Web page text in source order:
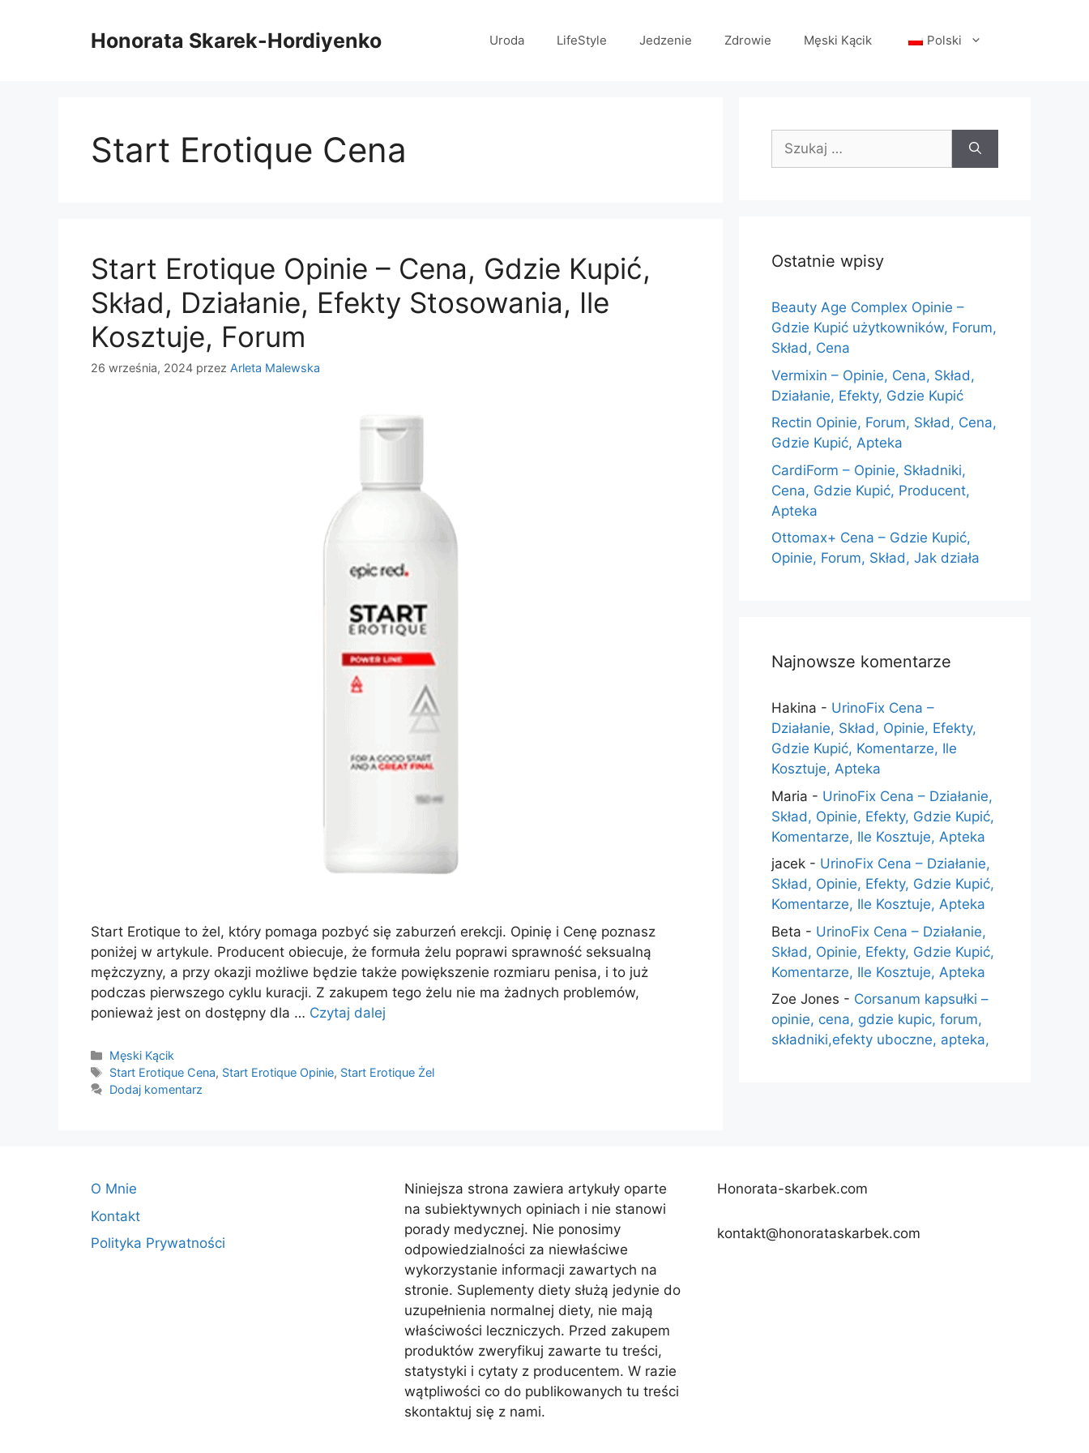
Honorata Skarek-Hordiyenko Uroda LifeStyle Jedzenie Zdrowie Męski Kącik Polski
Start Erotique Cena
Start Erotique Opinie – Cena, Gdzie Kupić,
Skład, Działanie, Efekty Stosowania, Ile
Kosztuje, Forum
26 września, 2024 przez Arleta Malewska
Start Erotique to żel, który pomaga pozbyć się zaburzeń erekcji. Opinię i Cenę poznasz
poniżej w artykule. Producent obiecuje, że formuła żelu poprawi sprawność seksualną
mężczyzny, a przy okazji możliwe będzie także powiększenie rozmiaru penisa, i to już
podczas pierwszego cyklu kuracji. Z zakupem tego żelu nie ma żadnych problemów,
ponieważ jest on dostępny dla … Czytaj dalej
Kategorie
Męski Kącik
Tagi
Start Erotique Cena, Start Erotique Opinie, Start Erotique Żel
Dodaj komentarz
Szukaj:
Ostatnie wpisy
Beauty Age Сomplex Opinie –
Gdzie Kupić użytkowników, Forum,
Skład, Cena
Vermixin – Opinie, Cena, Skład,
Działanie, Efekty, Gdzie Kupić
Rectin Opinie, Forum, Skład, Cena,
Gdzie Kupić, Apteka
CardiForm – Opinie, Składniki,
Cena, Gdzie Kupić, Producent,
Apteka
Ottomax+ Cena – Gdzie Kupić,
Opinie, Forum, Skład, Jak działa
Najnowsze komentarze
Hakina - UrinoFix Cena –
Działanie, Skład, Opinie, Efekty,
Gdzie Kupić, Komentarze, Ile
Kosztuje, Apteka
Maria - UrinoFix Cena – Działanie,
Skład, Opinie, Efekty, Gdzie Kupić,
Komentarze, Ile Kosztuje, Apteka
jacek - UrinoFix Cena – Działanie,
Skład, Opinie, Efekty, Gdzie Kupić,
Komentarze, Ile Kosztuje, Apteka
Beta - UrinoFix Cena – Działanie,
Skład, Opinie, Efekty, Gdzie Kupić,
Komentarze, Ile Kosztuje, Apteka
Zoe Jones - Corsanum kapsułki –
opinie, cena, gdzie kupic, forum,
składniki,efekty uboczne, apteka,
O Mnie
Kontakt
Polityka Prywatności
Niniejsza strona zawiera artykuły oparte
na subiektywnych opiniach i nie stanowi
porady medycznej. Nie ponosimy
odpowiedzialności za niewłaściwe
wykorzystanie informacji zawartych na
stronie. Suplementy diety służą jedynie do
uzupełnienia normalnej diety, nie mają
właściwości leczniczych. Przed zakupem
produktów zweryfikuj zawarte tu treści,
statystyki i cytaty z producentem. W razie
wątpliwości co do publikowanych tu treści
skontaktuj się z nami.
Honorata-skarbek.com
kontakt@honorataskarbek.com